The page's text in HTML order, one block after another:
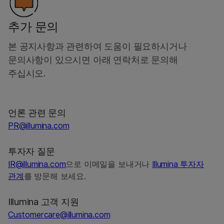
추가 문의
본 공지사항과 관련하여 도움이 필요하시거나
문의사항이 있으시면 아래 연락처로 문의해
주십시오.
언론 관련 문의
PR@illumina.com
투자자 질문
IR@illumina.com으로 이메일을 보내거나 Illumina 투자자
관계를 방문해 보세요.
Illumina 고객 지원
Customercare@illumina.com